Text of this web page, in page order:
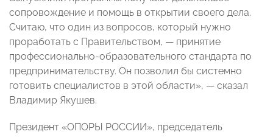
сопровождение и помощь в открытии своего дела.
Считаю, что один из вопросов, который нужно
проработать с Правительством, — принятие
профессионально-образовательного стандарта по
предпринимательству. Он позволил бы системно
готовить специалистов в этой области», — сказал
Владимир Якушев.
Президент «ОПОРЫ РОССИИ», председатель